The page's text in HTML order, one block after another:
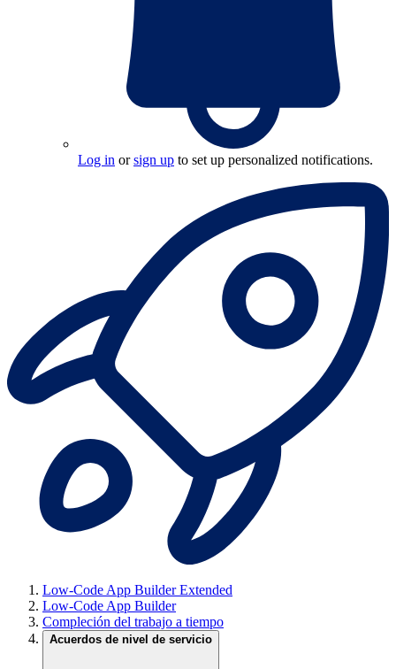
Log in orsign up to set up personalized notifications.
Low-Code App Builder Extended
Low-Code App Builder
Compleción del trabajo a tiempo
Acuerdos de nivel de servicio